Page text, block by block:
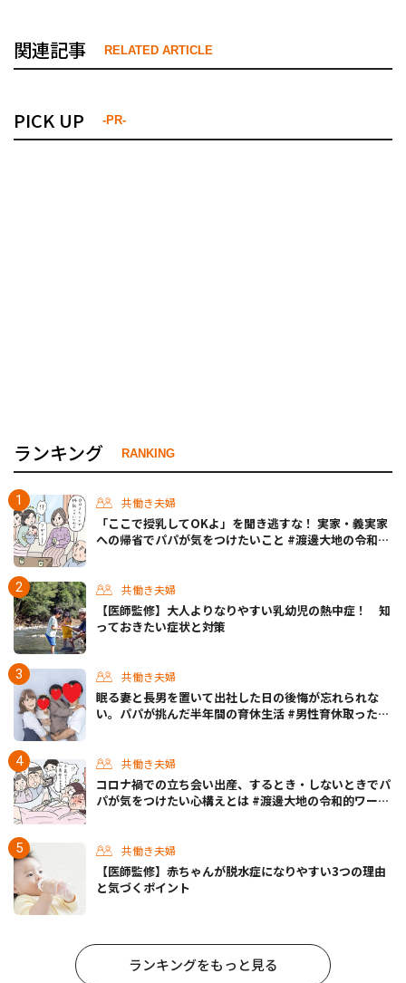
関連記事 RELATED ARTICLE
PICK UP -PR-
ランキング RANKING
共働き夫婦
「ここで授乳してOKよ」を聞き逃すな！ 実家・義実家
への帰省でパパが気をつけたいこと #渡邊大地の令和的
共働き夫婦
【医師監修】大人よりなりやすい乳幼児の熱中症！ 知
っておきたい症状と対策
共働き夫婦
眠る妻と長男を置いて出社した日の後悔が忘れられな
い。パパが挑んだ半年間の育休生活 #男性育休取ったら
共働き夫婦
コロナ禍での立ち会い出産、するとき・しないときでパ
パが気をつけたい心構えとは #渡邊大地の令和的ワーパ
共働き夫婦
【医師監修】赤ちゃんが脱水症になりやすい3つの理由
と気づくポイント
ランキングをもっと見る